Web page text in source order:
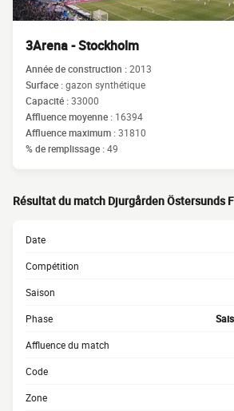
3Arena - Stockholm
Année de construction :2013
Surface :gazon synthétique
Capacité :33000
Affluence moyenne : 16394
Affluence maximum :31810
% de remplissage :49
Résultat du match Djurgården Östersunds
Date
Compétition
Saison
Phase
Affluence du match
Code
Zone